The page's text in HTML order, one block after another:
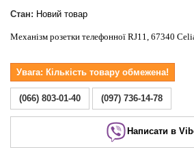
Стан: Новий товар
Механізм розетки телефонної RJ11, 67340
Увага: Кількість товару обмежена!
(066) 803-01-40 (097) 736-14-78
Написати в